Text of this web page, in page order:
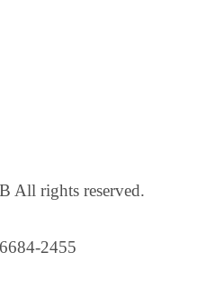
All rights reserved.
2455